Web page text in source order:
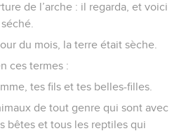
de l’arche : il regarda, et voici
du mois, la terre était sèche.
ces termes :
tes fils et tes belles-filles.
de tout genre qui sont avec
bêtes et tous les reptiles qui